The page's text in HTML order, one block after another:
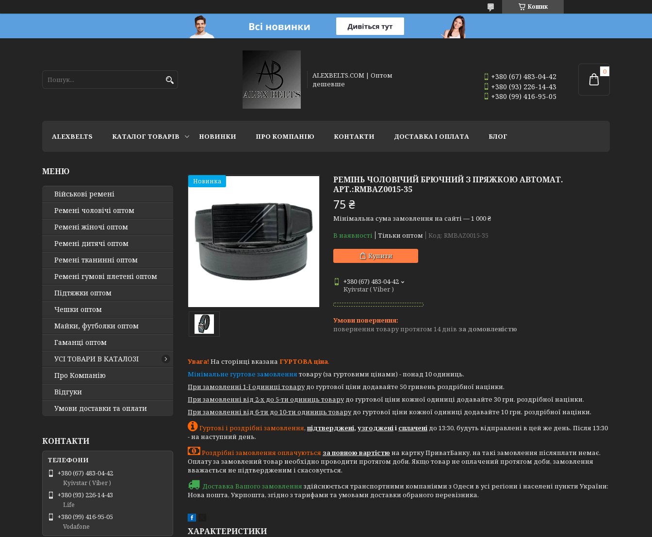
Кошик
ALEXBELTS.COM | Оптом
дешевше
+380 (67) 483-04-42
+380 (93) 226-14-43
+380 (99) 416-95-05
ALEXBELTS КАТАЛОГ ТОВАРІВ НОВИНКИ ПРО КОМПАНІЮ КОНТАКТИ ДОСТАВКА І ОПЛАТА БЛОГ
Новинка
РЕМІНЬ ЧОЛОВІЧИЙ БРЮЧНИЙ З ПРЯЖКОЮ АВТОМАТ.
АРТ.:RMBAZ0015-35
75 ₴
Мінімальна сума замовлення на сайті — 1 000 ₴
В наявності
Тільки оптом Код: RMBAZ0015-35
Купити
+380 (67) 483-04-42
Kyivstar ( Viber )
повернення товару протягом 14 днів за домовленістю
Увага! На сторінці вказана ГУРТОВАціна.
Мінімальне гуртове замовлення товару (за гуртовими цінами) - понад 10 одиниць.
При замовленні 1-ї одиниці товарудо гуртової ціни додавайте 50 гривень роздрібної націнки.
При замовленні від 2-х до 5-ти одиниць товарудо гуртової ціни кожної одиниці додавайте 30 грн. роздрібної націнки.
При замовленні від 6-ти до 10-ти одиниць товарудо гуртової ціни кожної одиниці додавайте 10 грн. роздрібної націнки.
Гуртові і роздрібні замовлення, підтверджені, узгодженіі сплачені до 13:30, будуть відправлені в цей же день. Після 13:30
- на наступний день.
Роздрібні замовлення оплачуються за повною вартістю на картку ПриватБанку, на такі замовлення післяплати немає.
Оплату за замовлений товар необхідно проводити протягом доби. Якщо товар не оплачений протягом доби, замовлення
вважається не підтвердженим і скасовується.
Доставка Вашого замовлення здійснюється транспортними компаніями з Одеси в усі регіони і населені пункти України:
Нова пошта, Укрпошта, згідно з тарифами та умовами доставки обраного перевізника.
ХАРАКТЕРИСТИКИ
Військові ремені
Ремені чоловічі оптом
Ремені жіночі оптом
Ремені дитячі оптом
Ремені тканинні оптом
Ремені гумові плетені оптом
Підтяжки оптом
Чешки оптом
Майки, футболки оптом
Гаманці оптом
УСІ ТОВАРИ В КАТАЛОЗІ
Про Компанію
Відгуки
Умови доставки та оплати
КОНТАКТИ
+380 (67) 483-04-42
Kyivstar ( Viber )
+380 (93) 226-14-43
Life
+380 (99) 416-95-05
Vodafone